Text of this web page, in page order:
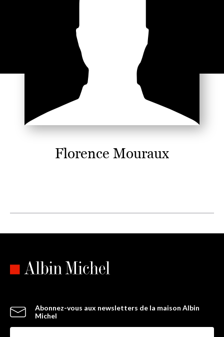
Florence Mouraux
Abonnez-vous aux newsletters de la maison Albin
Michel